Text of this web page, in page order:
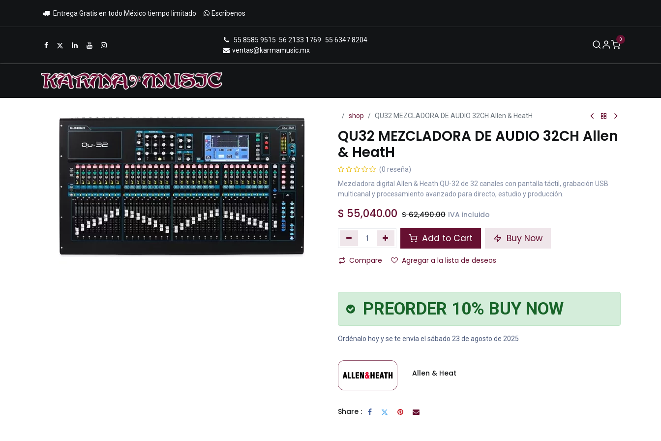
Entrega Gratis en todo México tiempo limitado Escribenos
55 8585 9515 56 2133 1769
55 6347 8204
ventas@karmamusic.mx
0
Inicio Tienda Promociones
shop QU32 MEZCLADORA DE AUDIO 32CH Allen & HeatH
QU32 MEZCLADORA DE AUDIO 32CH Allen
& HeatH
(0 reseña)
Mezcladora digital Allen & Heath QU-32 de 32 canales con pantalla táctil, grabación USB
multicanal y procesamiento avanzado para directo, estudio y producción.
$ 55,040.00 $62,490.00 IVA incluido
Add to Cart Buy Now
Compare Agregar a la lista de deseos
PREORDER 10% BUY NOW
Ordénalo hoy y se te envía el sábado 23 de agosto de 2025
Allen & Heat
Share :